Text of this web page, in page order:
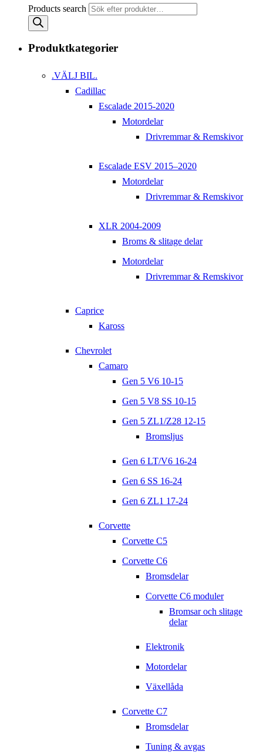
Products search
Produktkategorier
.VÄLJ BIL.
Cadillac
Escalade 2015-2020
Motordelar
Drivremmar & Remskivor
Escalade ESV 2015–2020
Motordelar
Drivremmar & Remskivor
XLR 2004-2009
Broms & slitage delar
Motordelar
Drivremmar & Remskivor
Caprice
Kaross
Chevrolet
Camaro
Gen 5 V6 10-15
Gen 5 V8 SS 10-15
Gen 5 ZL1/Z28 12-15
Bromsljus
Gen 6 LT/V6 16-24
Gen 6 SS 16-24
Gen 6 ZL1 17-24
Corvette
Corvette C5
Corvette C6
Bromsdelar
Corvette C6 moduler
Bromsar och slitage
delar
Elektronik
Motordelar
Växellåda
Corvette C7
Bromsdelar
Tuning & avgas